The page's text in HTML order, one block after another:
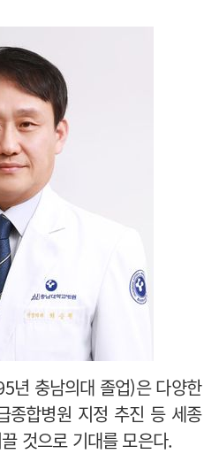
년 충남의대 졸업)은 다양한
종합병원 지정 추진 등 세종
것으로 기대를 모은다.